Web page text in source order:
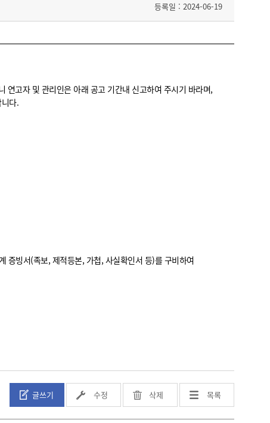
등록일 : 2024-06-19
고자 및 관리인은 아래 공고 기간내 신고하여 주시기 바라며,
다.
증빙서(족보, 제적등본, 가첩, 사실확인서 등)를 구비하여
글쓰기 수정 삭제 목록